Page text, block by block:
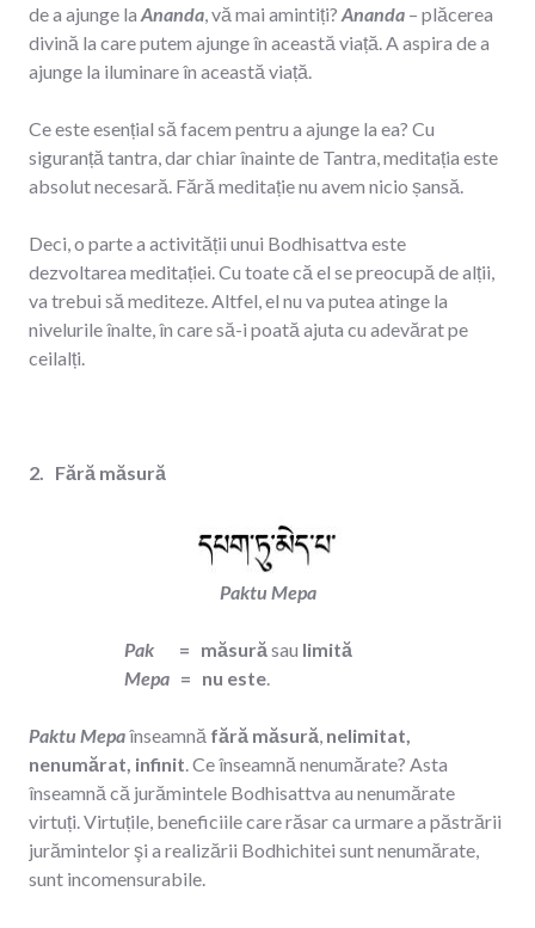
de a ajunge la Ananda, vă mai amintiți? Ananda – plăcerea
divină la care putem ajunge în această viață. A aspira de a
ajunge la iluminare în această viață.
Ce este esențial să facem pentru a ajunge la ea? Cu
siguranță tantra, dar chiar înainte de Tantra, meditația este
absolut necesară. Fără meditație nu avem nicio șansă.
Deci, o parte a activității unui Bodhisattva este
dezvoltarea meditației. Cu toate că el se preocupă de alții,
va trebui să mediteze. Altfel, el nu va putea atinge la
nivelurile înalte, în care să-i poată ajuta cu adevărat pe
ceilalți.
2. Fără măsură
Paktu Mepa
Pak = măsurăsau limită
Mepa = nu este.
Paktu Mepaînseamnă fără măsură, nelimitat,
nenumărat, infinit. Ce înseamnă nenumărate? Asta
înseamnă că jurămintele Bodhisattva au nenumărate
virtuți. Virtuțile, beneficiile care răsar ca urmare a păstrării
jurămintelor şi a realizării Bodhichitei sunt nenumărate,
sunt incomensurabile.